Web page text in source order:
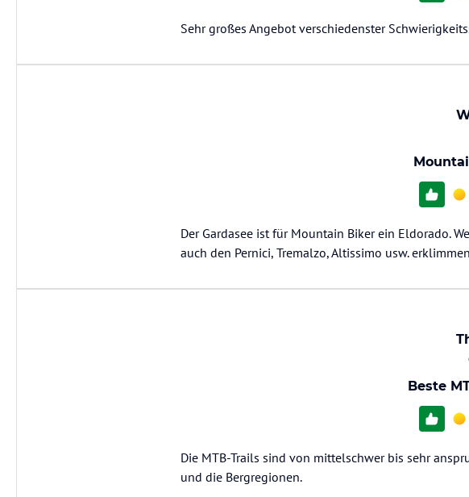
Sehr großes Angebot verschiedenster
Der Gardasee ist für Mountain Biker ein Eldorado.
auch den Pernici, Tremalzo, Altissimo usw.
Beste
Die MTB-Trails sind von mittelschwer bis sehr
und die Bergregionen.